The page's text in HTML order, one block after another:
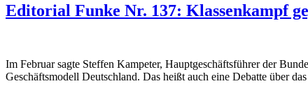
Editorial Funke Nr. 137: Klassenkampf
Im Februar sagte Steffen Kampeter, Hauptgeschäftsführer der
Geschäftsmodell Deutschland. Das heißt auch eine Debatte über